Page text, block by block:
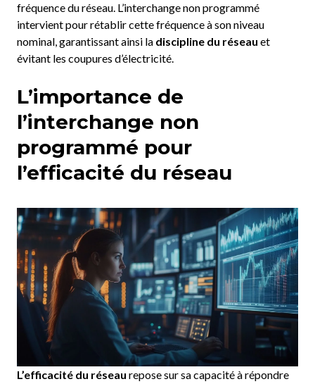
fréquence du réseau. L’interchange non programmé
intervient pour rétablir cette fréquence à son niveau
nominal, garantissant ainsi la discipline du réseau et
évitant les coupures d’électricité.
L’importance de
l’interchange non
programmé pour
l’efficacité du réseau
L’efficacité du réseau repose sur sa capacité à répondre